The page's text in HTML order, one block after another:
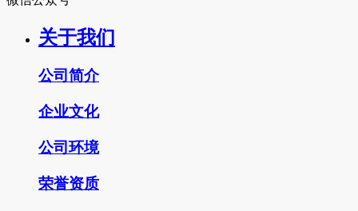
关于我们
公司简介
企业文化
公司环境
荣誉资质